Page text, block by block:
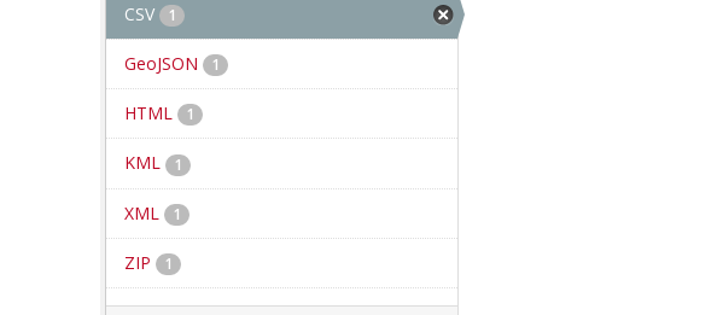
CSV 1
GeoJSON 1
HTML 1
KML 1
XML 1
ZIP 1